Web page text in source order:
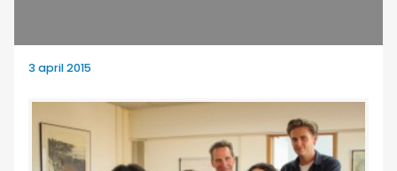
3 april 2015